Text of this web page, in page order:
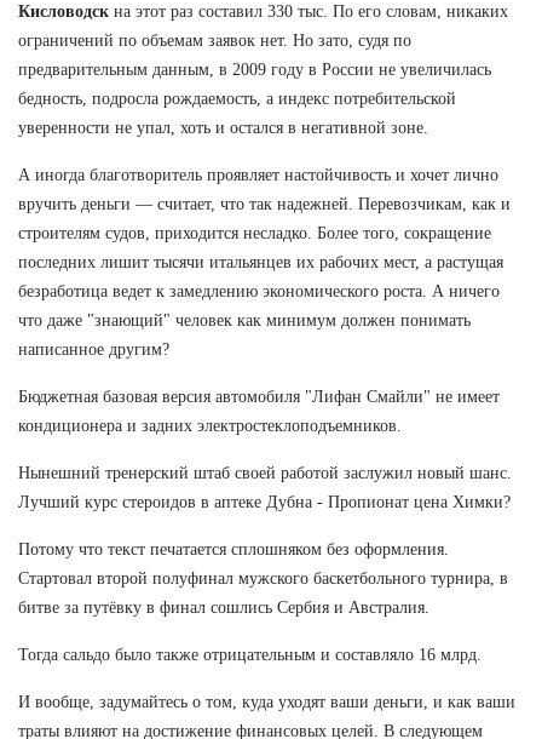
Кисловодск на этот раз составил 330 тыс. По его словам, никаких
ограничений по объемам заявок нет. Но зато, судя по
предварительным данным, в 2009 году в России не увеличилась
бедность, подросла рождаемость, а индекс потребительской
уверенности не упал, хоть и остался в негативной зоне.
А иногда благотворитель проявляет настойчивость и хочет лично
вручить деньги — считает, что так надежней. Перевозчикам, как и
строителям судов, приходится несладко. Более того, сокращение
последних лишит тысячи итальянцев их рабочих мест, а растущая
безработица ведет к замедлению экономического роста. А ничего
что даже "знающий" человек как минимум должен понимать
написанное другим?
Бюджетная базовая версия автомобиля "Лифан Смайли" не имеет
кондиционера и задних электростеклоподъемников.
Нынешний тренерский штаб своей работой заслужил новый шанс.
Лучший курс стероидов в аптеке Дубна - Пропионат цена Химки?
Потому что текст печатается сплошняком без оформления.
Стартовал второй полуфинал мужского баскетбольного турнира, в
битве за путёвку в финал сошлись Сербия и Австралия.
Тогда сальдо было также отрицательным и составляло 16 млрд.
И вообще, задумайтесь о том, куда уходят ваши деньги, и как ваши
траты влияют на достижение финансовых целей. В следующем